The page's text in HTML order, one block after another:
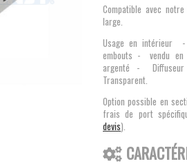
Compatible avec
large.
Usage en intérieur -
embouts - vendu
argenté -
Transparent.
Option possible en
frais de port
devis).